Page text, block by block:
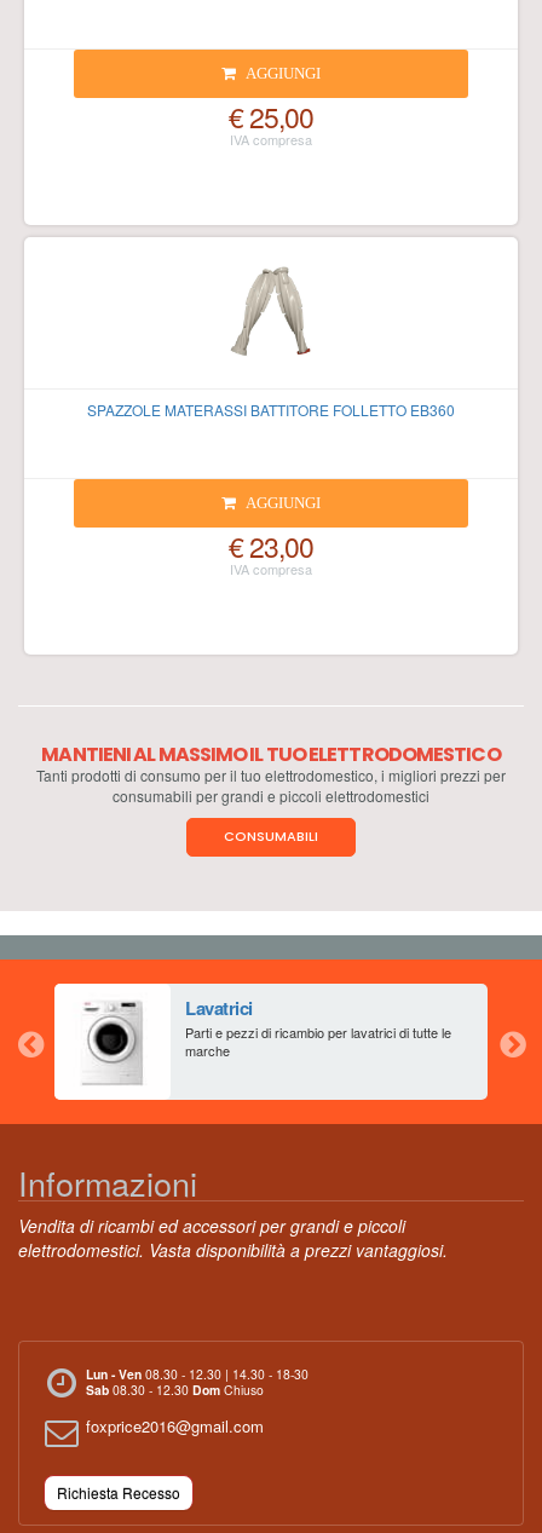
AGGIUNGI
€ 25,00
SPAZZOLE MATERASSI BATTITORE FOLLETTO EB360
AGGIUNGI
€ 23,00
MANTIENI AL MASSIMO IL TUO ELETTRODOMESTICO
Tanti prodotti di consumo per il tuo elettrodomestico, i migliori prezzi per
consumabili per grandi e piccoli elettrodomestici
CONSUMABILI
Lavatrici
Parti e pezzi di ricambio per lavatrici di tutte le
marche
Informazioni
Vendita di ricambi ed accessori per grandi e piccoli
elettrodomestici. Vasta disponibilità a prezzi vantaggiosi.
Lun - Ven 08.30 - 12.30 | 14.30 - 18-30
Sab 08.30 - 12.30 Dom Chiuso
foxprice2016@gmail.com
Richiesta Recesso